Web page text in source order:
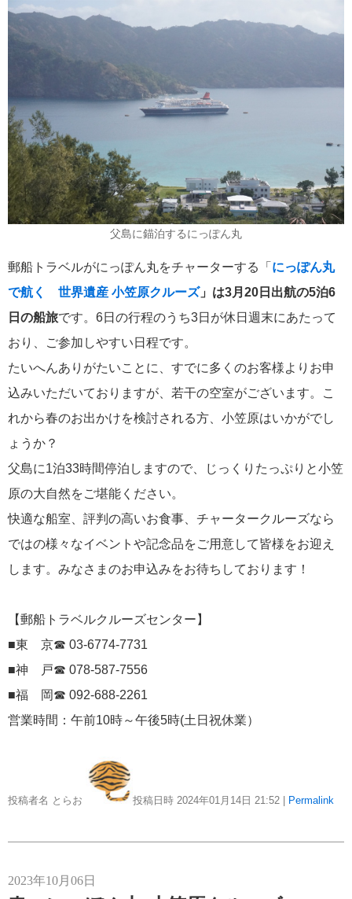
父島に錨泊するにっぽん丸
郵船トラベルがにっぽん丸をチャーターする「 にっぽん丸
で航く 世界遺産 小笠原クルーズ 」は3月20日出航の5泊6
日の船旅です。6日の行程のうち3日が休日週末にあたって
おり、ご参加しやすい日程です。
たいへんありがたいことに、すでに多くのお客様よりお申
込みいただいておりますが、若干の空室がございます。こ
れから春のお出かけを検討される方、小笠原はいかがでし
ょうか？
父島に1泊33時間停泊しますので、じっくりたっぷりと小笠
原の大自然をご堪能ください。
快適な船室、評判の高いお食事、チャータークルーズなら
ではの様々なイベントや記念品をご用意して皆様をお迎え
します。みなさまのお申込みをお待ちしております！
【郵船トラベルクルーズセンター】
■東 京☎ 03-6774-7731
■神 戸☎ 078-587-7556
■福 岡☎ 092-688-2261
営業時間：午前10時～午後5時(土日祝休業）
投稿者名 とらお 投稿日時 2024年01月14日 21:52 Permalink
2023年10月06日
飛鳥II 2027年オセアニアグランドクルーズ発表！
2026年02月04日
飛鳥II 小山薫堂×飛鳥II～洋上の大人の文化祭～本日発売です
2026年01月30日
飛鳥II シンガポール寄港中です！
カテゴリーリスト
飛鳥II 385
世界一周クルーズ
飛鳥II 2018年世界一周クルーズ
にっぽん丸
ぱしふぃっく びいなす
ぱしふぃっくびいなすチャーター